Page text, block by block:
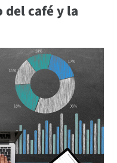
del café y la